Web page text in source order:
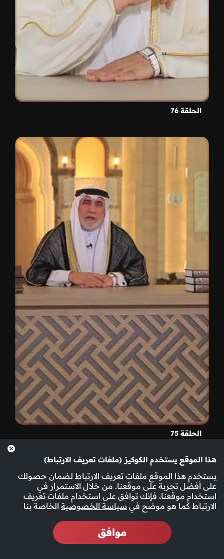
الحلقة 76
الحلقة 75
هذا الموقع يستخدم الكوكيز (ملفات تعريف الارتباط)
يستخدم هذا الموقع ملفات تعريف الارتباط لضمان حصولك
على أفضل تجربة على موقعنا. من خلال الاستمرار في
استخدام موقعنا، فإنك توافق على استخدام ملفات تعريف
الارتباط كما هو موضح في سياسة الخصوصية الخاصة بنا
موافق